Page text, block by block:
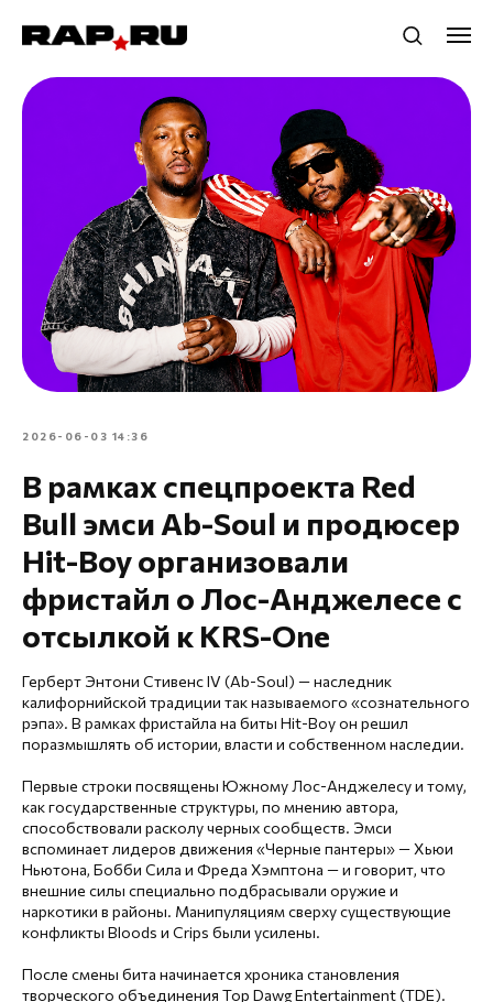
2026-06-03 14:36
В рамках спецпроекта Red
Bull эмси Ab-Soul и продюсер
Hit-Boy организовали
фристайл о Лос-Анджелесе с
отсылкой к KRS-One
Герберт Энтони Стивенс IV (Ab-Soul) — наследник
калифорнийской традиции так называемого «сознательного
рэпа». В рамках фристайла на биты Hit-Boy он решил
поразмышлять об истории, власти и собственном наследии.
Первые строки посвящены Южному Лос-Анджелесу и тому,
как государственные структуры, по мнению автора,
способствовали расколу черных сообществ. Эмси
вспоминает лидеров движения «Черные пантеры» — Хьюи
Ньютона, Бобби Сила и Фреда Хэмптона — и говорит, что
внешние силы специально подбрасывали оружие и
наркотики в районы. Манипуляциям сверху существующие
конфликты Bloods и Crips были усилены.
После смены бита начинается хроника становления
творческого объединения Top Dawg Entertainment (TDE).